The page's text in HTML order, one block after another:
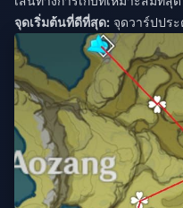
จุดเริ่มต้นที่ดีที่สุด: จุดวาร์ปปร